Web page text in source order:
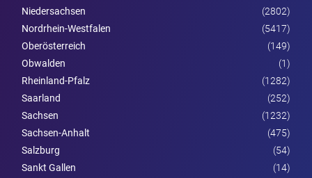
Niedersachsen
(2802)
Nordrhein-Westfalen
(5417)
Ober­österreich
(149)
Obwalden
(1)
Rheinland-Pfalz
(1282)
Saarland
(252)
Sachsen
(1232)
Sachsen-Anhalt
(475)
Salzburg
(54)
Sankt Gallen
(14)